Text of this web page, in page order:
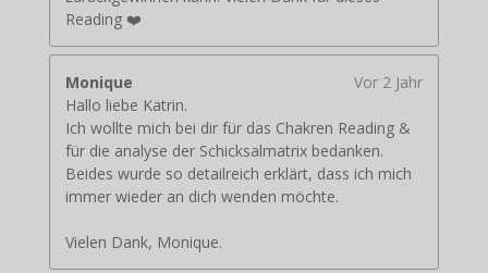
Reading ❤️
Monique
Vor 2 Jahr
Hallo liebe Katrin.
Ich wollte mich bei dir für das Chakren Reading &
für die analyse der Schicksalmatrix bedanken.
Beides wurde so detailreich erklärt, dass ich mich
immer wieder an dich wenden möchte.
Vielen Dank, Monique.